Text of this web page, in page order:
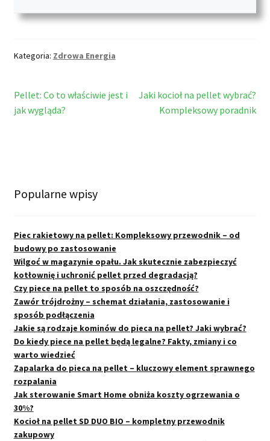
Kategoria: Zdrowa Energia
Nawigacja
wpisu
Poprzedni
wpis:
Pellet: Co to właściwie jest i
jak wygląda?
Następny
Jaki kocioł na pellet wybrać?
Kompleksowy poradnik
Popularne wpisy
Piec rakietowy na pellet: Kompleksowy przewodnik – od
budowy po zastosowanie
Wilgoć w magazynie opału. Jak skutecznie zabezpieczyć
kotłownię i uchronić pellet przed degradacją?
Czy piece na pellet to sposób na oszczędność?
Zawór trójdrożny – schemat działania, zastosowanie i
sposób podłączenia
Jakie są rodzaje kominów do pieca na pellet? Jaki wybrać?
Do kiedy piece na pellet będą legalne? Fakty, zmiany i co
warto wiedzieć
Zapalarka do pieca na pellet – kluczowy element sprawnego
rozpalania
Jak sterowanie Smart Home obniża koszty ogrzewania o
30%?
Kocioł na pellet SD DUO BIO – kompletny przewodnik
zakupowy